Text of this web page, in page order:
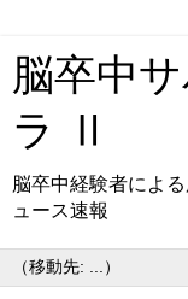
脳卒中
ラ Ⅱ
脳卒中経験者によ
ュース速報